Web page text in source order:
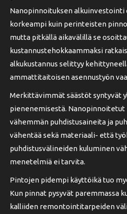
Nanopinnoituksen alkuinvestointi
korkeampi kuin perinteisten
mutta pitkällä aikavälillä se
kustannustehokkaammaksi
alkukustannus selittyy
ammattitaitoisen asennustyön
Merkittävimmät säästöt syntyvät
pienenemisestä. Nanopinnoitetut
vähemmän puhdistusaineita ja
vähentää sekä materiaali- että
puhdistusvälineiden kuluminen
menetelmiä ei tarvita.
Pintojen pidempi käyttöikä tuo
Kun pinnat pysyvät paremmassa
kalliiden remontointitarpeiden